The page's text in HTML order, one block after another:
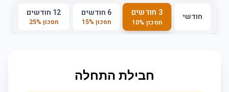
חודשי 3 חודשים
חסכון 10%
6 חודשים
חסכון 15%
12 חודשים
חסכון 25%
חבילת התחלה